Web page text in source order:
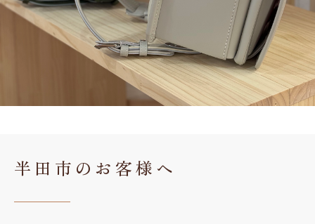
半田市のお客様へ